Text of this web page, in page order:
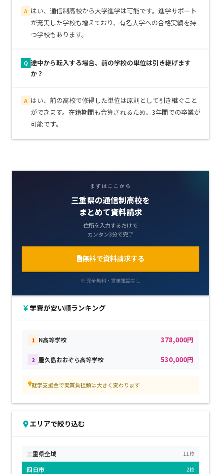
A はい、通信制高校から大学進学は可能です。進学サポート
が充実した学校も増えており、有名大学への合格実績を持
つ学校もあります。
Q 途中から転入する場合、前の学校の単位は引き継げます
か？
A はい、前の高校で修得した単位は原則として引き継ぐこと
ができます。在籍期間も合算されるため、3年間での卒業が
可能です。
まずはここから
三重県の通信制高校を
まとめて資料請求
住所を入力するだけで
カンタン3分で完了
無料で資料請求する
※ 完全無料・営業電話なし
学費が安い順ランキング
1 N高等学校 378,000円
2 屋久島おおぞら高等学校 530,000円
就学支援金で実質負担額は大きく変わります
エリアで絞り込む
三重県全域 11校
四日市 2校